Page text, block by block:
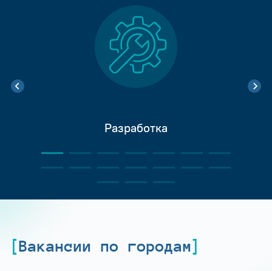
Разработка
Вакансии по городам